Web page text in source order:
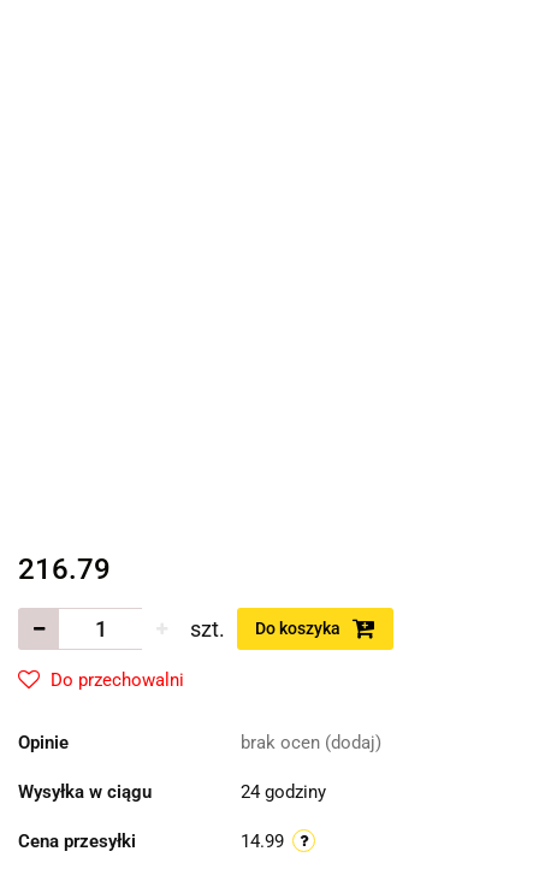
216.79
szt. Do koszyka
Do przechowalni
Opinie brak ocen (dodaj)
Wysyłka w ciągu 24 godziny
Cena przesyłki 14.99